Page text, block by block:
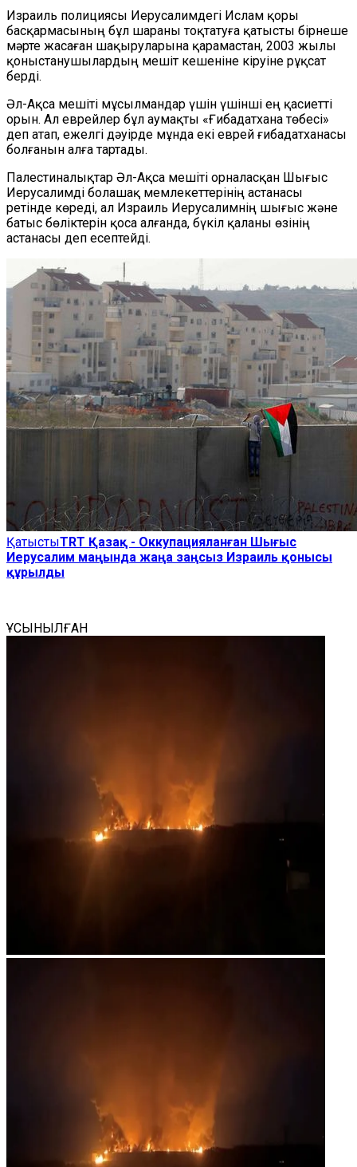
Израиль полициясы Иерусалимдегі Ислам қоры
басқармасының бұл шараны тоқтатуға қатысты бірнеше
мәрте жасаған шақыруларына қарамастан, 2003 жылы
қоныстанушылардың мешіт кешеніне кіруіне рұқсат
берді.
Әл-Ақса мешіті мұсылмандар үшін үшінші ең қасиетті
орын. Ал еврейлер бұл аумақты «Ғибадатхана төбесі»
деп атап, ежелгі дәуірде мұнда екі еврей ғибадатханасы
болғанын алға тартады.
Палестиналықтар Әл-Ақса мешіті орналасқан Шығыс
Иерусалимді болашақ мемлекеттерінің астанасы
ретінде көреді, ал Израиль Иерусалимнің шығыс және
батыс бөліктерін қоса алғанда, бүкіл қаланы өзінің
астанасы деп есептейді.
ҚатыстыTRT Қазақ - Оккупацияланған Шығыс
Иерусалим маңында жаңа заңсыз Израиль қонысы
құрылды
ҰСЫНЫЛҒАН